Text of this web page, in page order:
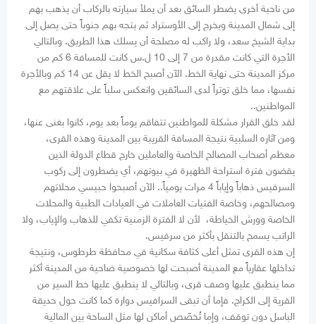
من ناحية أخرى يضطر السائق بعد أن يملأ سيارته بالركاب أن يذهب بهم
إلى شمال المدينة ويخرج إلى الأوستراد ثم يتجه بهم جنوباً حتى يصل إلى
بداية الشيخ سعد، ولا راكب له مصلحة أن يسلك هذا الطريق. وبالتالي
الأجرة التي كانت مقدرة من 7 إلى 10 ل.س كانت للمسافة 6 كم من
مركز المدينة حتى نهاية الخط. الآن أصبح الخط لا يقل عن 14 كم وبالأجرة
نفسها، مما خلق توتراً لدى السائقين وانعكس سلباً على علاقتهم مع
المواطنين..
لقد خلق القرار مشكلة للمواطنين تتفاقم يوماً بعد يوم، كانوا بغنى عنها،
ومن آثاره السلبية نتيجة المسافة القريبة بين المدينة وهذه القرى،
معظم أصحاب المصالح الخاصة والعاملين خارج قطاع الدولة الذين
يقضون فترة استراحة الظهيرة في بيوتهم، أي يضطرون إلى ركوب
السرفيس ذهاباً وإياباً 4 مرات يومياً.. الآن أصبحوا حبيسي محلاتهم
ومصالحهم، وخاصة الفتيات العاملات في العيادات الطبية والمحلات
الخاصة وورش الخياطة، لأن لا الفترة الزمنية تكفي للذهاب والإياب، ولا
الراتب يسمح بالتنقل بأكثر من سرفيس.
إن هذه القرى تمثل أعلى كثافة سكانية في محافظة طرطوس، ونتيجة
تداخلها عقارياً مع المدينة أصبحت لها خصوصية ضاحية من المدينة أكثر
مما ينطبق عليها وصف قرى، وبالتالي لا ينطبق عليها خط السير من
القرية إلى الكراج. فإما أن تبقى السرافيس دوارة كما كانت حول حديقة
الباسل دون توقف، وإما تُخصّص أماكن لها مثل الساحة بين المالية